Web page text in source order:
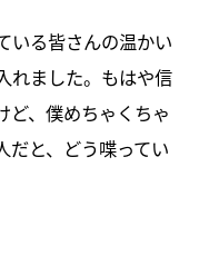
いる皆さんの温かい
れました。もはや信
ど、僕めちゃくちゃ
だと、どう喋ってい